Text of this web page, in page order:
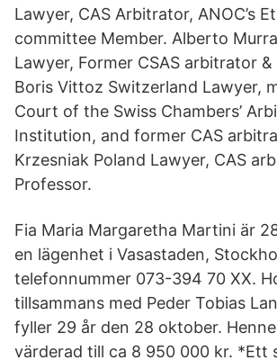
Lawyer, CAS Arbitrator, ANOC’s
committee Member. Alberto
Lawyer, Former CSAS arbitrator &
Boris Vittoz Switzerland Lawyer,
Court of the Swiss Chambers’
Institution, and former CAS
Krzesniak Poland Lawyer, CAS
Professor.
Fia Maria Margaretha Martini är
en lägenhet i Vasastaden,
telefonnummer 073-394 70 XX.
tillsammans med Peder Tobias
fyller 29 år den 28 oktober.
värderad till ca 8 950 000 kr. *Ett